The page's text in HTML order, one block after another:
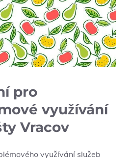
pro
využívání
Vracov
využívání služeb